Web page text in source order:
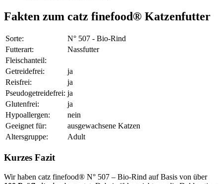
Fakten zum catz finefood® Katzenfutter
Sorte:
N° 507 - Bio-Rind
Futterart:
Nassfutter
Fleischanteil:
Getreidefrei:
ja
Reisfrei:
ja
Pseudogetreidefrei: ja
Glutenfrei:
ja
Hypoallergen:
nein
Geeignet für:
ausgewachsene Katzen
Altersgruppe:
Adult
Kurzes Fazit
Wir haben catz finefood® N° 507 – Bio-Rind auf Basis von über